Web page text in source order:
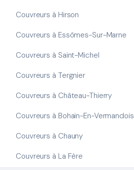
Couvreurs à Hirson
Couvreurs à Essômes-Sur-Marne
Couvreurs à Saint-Michel
Couvreurs à Tergnier
Couvreurs à Château-Thierry
Couvreurs à Bohain-En-Vermandois
Couvreurs à Chauny
Couvreurs à La Fère